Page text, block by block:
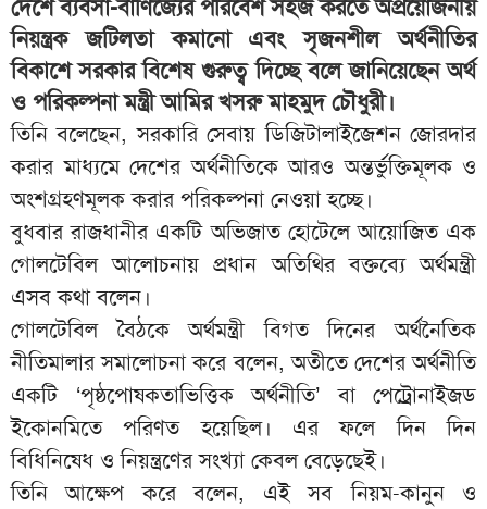
দেশে ব্যবসা-বাণিজ্যের পরিবেশ সহজ করতে অপ্রয়োজনীয়
নিয়ন্ত্রক জটিলতা কমানো এবং সৃজনশীল অর্থনীতির
বিকাশে সরকার বিশেষ গুরুত্ব দিচ্ছে বলে জানিয়েছেন অর্থ
ও পরিকল্পনা মন্ত্রী আমির খসরু মাহমুদ চৌধুরী।
তিনি বলেছেন, সরকারি সেবায় ডিজিটালাইজেশন জোরদার
করার মাধ্যমে দেশের অর্থনীতিকে আরও অন্তর্ভুক্তিমূলক ও
অংশগ্রহণমূলক করার পরিকল্পনা নেওয়া হচ্ছে।
বুধবার রাজধানীর একটি অভিজাত হোটেলে আয়োজিত এক
গোলটেবিল আলোচনায় প্রধান অতিথির বক্তব্যে অর্থমন্ত্রী
এসব কথা বলেন।
গোলটেবিল বৈঠকে অর্থমন্ত্রী বিগত দিনের অর্থনৈতিক
নীতিমালার সমালোচনা করে বলেন, অতীতে দেশের অর্থনীতি
একটি ‘পৃষ্ঠপোষকতাভিত্তিক অর্থনীতি’ বা পেট্রোনাইজড
ইকোনমিতে পরিণত হয়েছিল। এর ফলে দিন দিন
বিধিনিষেধ ও নিয়ন্ত্রণের সংখ্যা কেবল বেড়েছেই।
তিনি আক্ষেপ করে বলেন, এই সব নিয়ম-কানুন ও